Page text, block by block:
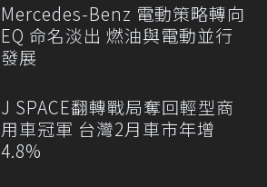
Mercedes-Benz 電動策略轉向
EQ 命名淡出 燃油與電動並行
發展
J SPACE翻轉戰局奪回輕型商
用車冠軍 台灣2月車市年增
4.8%